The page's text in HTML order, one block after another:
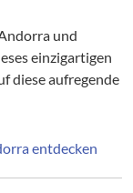
und
einzigartigen
diese aufregende
entdecken